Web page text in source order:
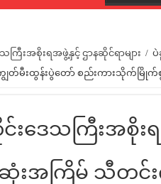
ကြီးအစိုးရအဖွဲ့နှင့် ဌာနဆိုင်ရာများ / ပဲ
တ်မီးထွန်းပွဲတော် စည်းကားသိုက်မြိုက်စွ
းဒေသကြီးအစိုး
းအကြိမ် သီတင်း